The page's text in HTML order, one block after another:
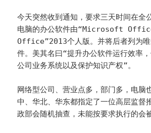
今天突然收到通知，要求三天时间在全
电脑的办公软件由“Microsoft
Office”2013个人版。并将后者列为唯
件。美其名曰“提升办公软件运行效率
公司业务系统以及保护知识产权”。
网络型公司、营业点多，部门多，电脑
中、华北、华东都指定了一位高层监督
政部会随机抽查，未能按要求执行的会